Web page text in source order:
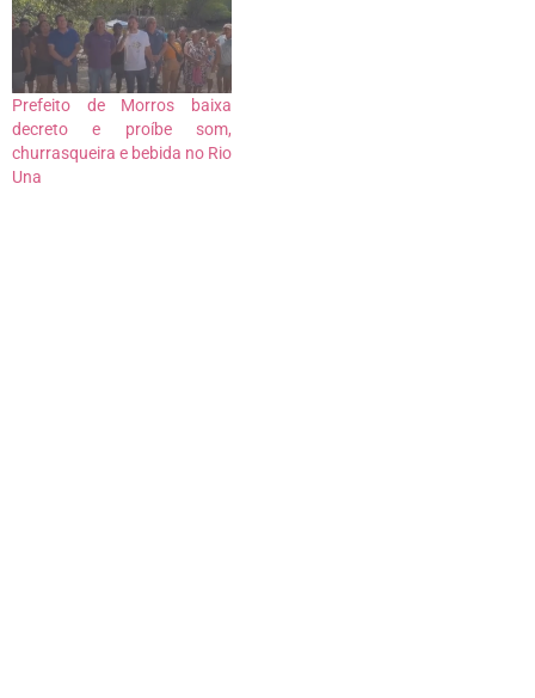
Prefeito de Morros baixa
decreto e proíbe som,
churrasqueira e bebida no Rio
Una